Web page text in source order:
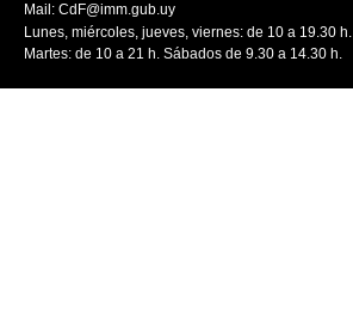
Mail: CdF@imm.gub.uy
Lunes, miércoles, jueves, viernes: de 10 a 19.30 h.
Martes: de 10 a 21 h. Sábados de 9.30 a 14.30 h.